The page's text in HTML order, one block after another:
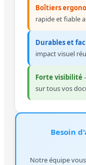
Boîtiers
rapide et fiable
Durables et
impact visuel
Forte visibilité
sur tous vos
Besoin
Notre équipe